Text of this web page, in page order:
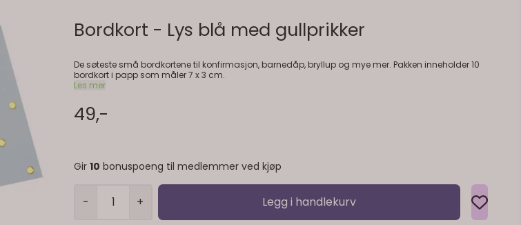
Bordkort - Lys blå med gullprikker
De søteste små bordkortene til konfirmasjon, barnedåp, bryllup og mye mer. Pakken inneholder 10
bordkort i papp som måler 7 x 3 cm.
Les mer
49,-
Gir 10 bonuspoeng til medlemmer ved kjøp
- + Legg i handlekurv